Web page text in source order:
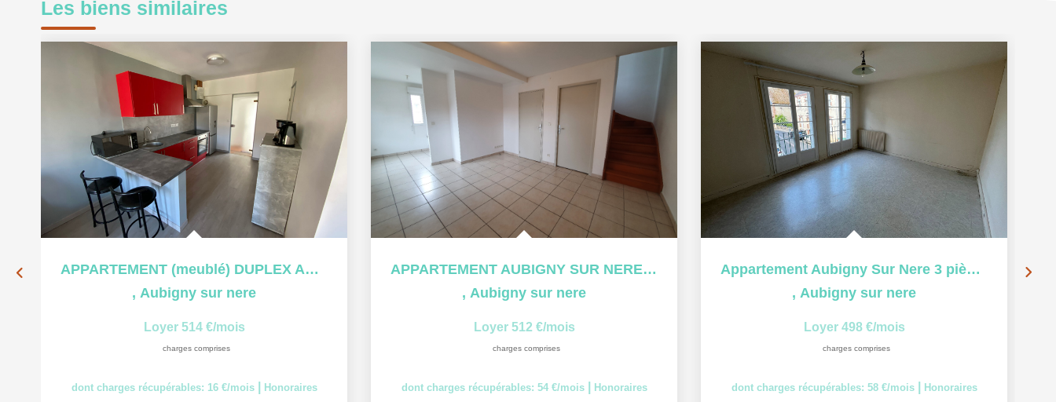
Les biens similaires
APPARTEMENT (meublé) DUPLEX AUBIGNY SUR NERE - 4 pièce(s)...
, Aubigny sur nere
Loyer 514 €/mois
charges comprises
dont charges récupérables: 16 €/mois
Honoraires
APPARTEMENT AUBIGNY SUR NERE - 2 pièces
, Aubigny sur nere
Loyer 512 €/mois
charges comprises
dont charges récupérables: 54 €/mois
Honoraires
Appartement Aubigny Sur Nere 3 pièce(s) 60 m2
, Aubigny sur nere
Loyer 498 €/mois
charges comprises
dont charges récupérables: 58 €/mois
Honoraires